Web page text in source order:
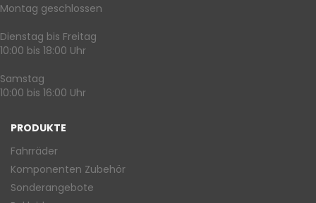
Montag geschlossen
Dienstag bis Freitag
10:00 bis 18:00 Uhr
Samstag
10:00 bis 16:00 Uhr
PRODUKTE
Fahrräder
Komponenten Zubehör
Sonderangebote